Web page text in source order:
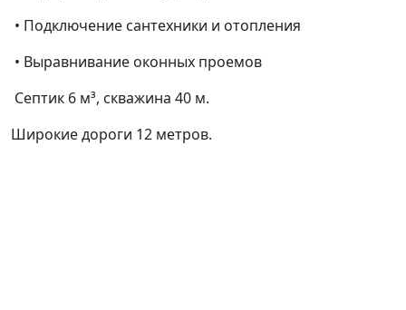
• Подключение сантехники и отопления
• Выравнивание оконных проемов
Септик 6 м³, скважина 40 м.
Широкие дороги 12 метров.